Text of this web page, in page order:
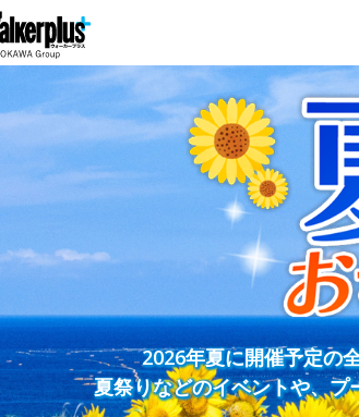
2026年夏に開催予定の
夏祭りなどのイベントや、